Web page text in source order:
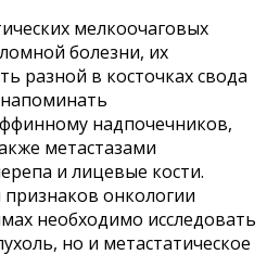
мелкоочаговых
болезни, их
разной в косточках свода
надпочечников,
метастазами
и лицевые кости.
онкологии
необходимо исследовать
но и метастатическое